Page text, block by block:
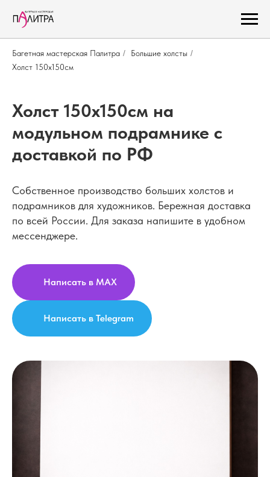
Багетная мастерская Палитра / Большие холсты /
Холст 150х150см
Холст 150х150см на
модульном подрамнике с
доставкой по РФ
Собственное производство больших холстов и
подрамников для художников. Бережная доставка
по всей России. Для заказа напишите в удобном
мессенджере.
Написать в MAX
Написать в Telegram